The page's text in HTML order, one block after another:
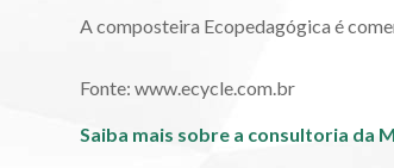
A composteira Ecopedagógica é
Fonte: www.ecycle.com.br
Saiba mais sobre a consultoria da